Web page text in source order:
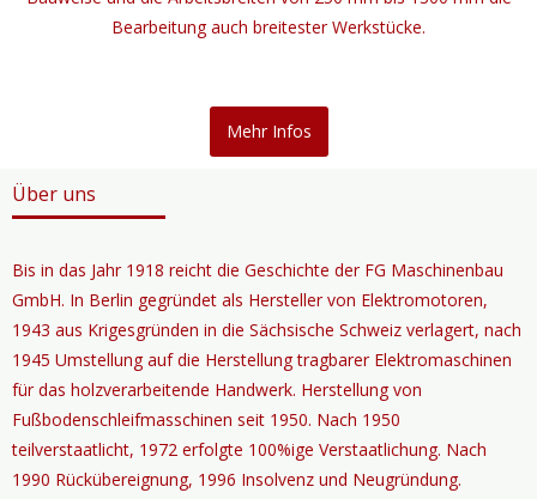
Bearbeitung auch breitester Werkstücke.
Mehr Infos
Über uns
Bis in das Jahr 1918 reicht die Geschichte der FG Maschinenbau
GmbH. In Berlin gegründet als Hersteller von Elektromotoren,
1943 aus Krigesgründen in die Sächsische Schweiz verlagert, nach
1945 Umstellung auf die Herstellung tragbarer Elektromaschinen
für das holzverarbeitende Handwerk. Herstellung von
Fußbodenschleifmasschinen seit 1950. Nach 1950
teilverstaatlicht, 1972 erfolgte 100%ige Verstaatlichung. Nach
1990 Rückübereignung, 1996 Insolvenz und Neugründung.